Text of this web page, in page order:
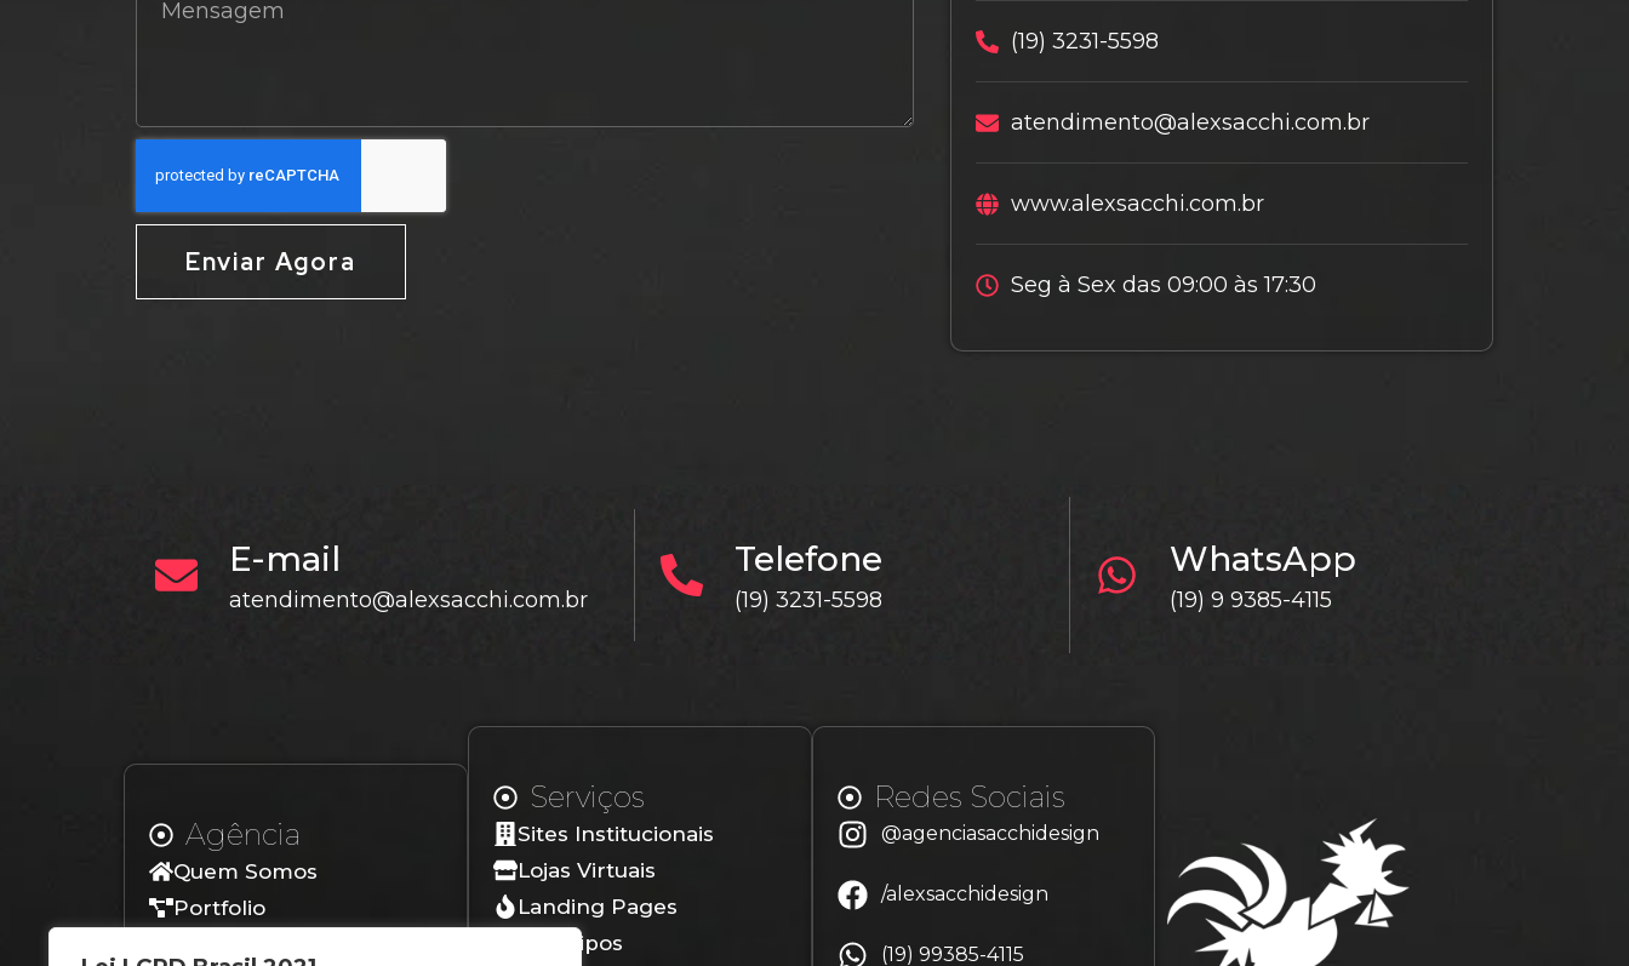
Enviar Agora
(19) 3231-5598
atendimento@alexsacchi.com.br
www.alexsacchi.com.br
Seg à Sex das 09:00 às 17:30
E-mail
atendimento@alexsacchi.com.br
Telefone
(19) 3231-5598
WhatsApp
(19) 9 9385-4115
Agência
Quem Somos
Portfolio
Serviços
Sites Institucionais
Lojas Virtuais
Landing Pages
Logotipos
Redes Sociais
@agenciasacchidesign
/alexsacchidesign
(19) 99385-4115